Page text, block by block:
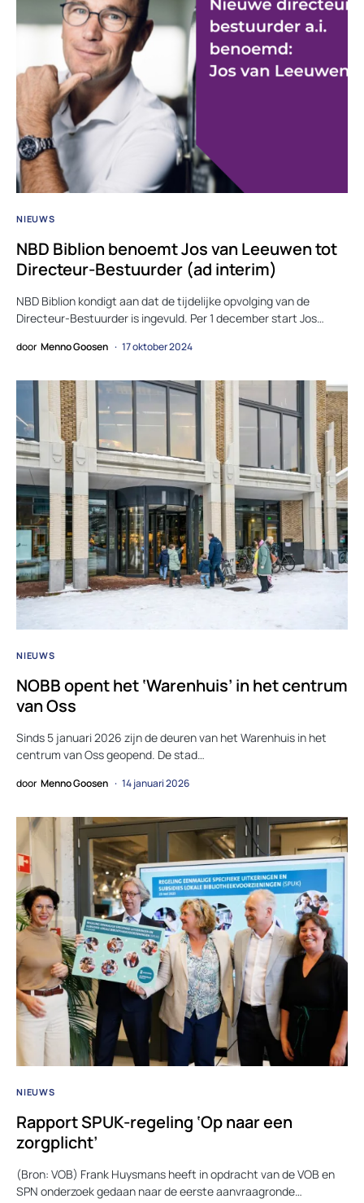
NIEUWS
NBD Biblion benoemt Jos van Leeuwen tot
Directeur-Bestuurder (ad interim)
NBD Biblion kondigt aan dat de tijdelijke opvolging van de
Directeur-Bestuurder is ingevuld. Per 1 december start Jos…
door Menno Goosen 17 oktober 2024
NIEUWS
NOBB opent het ‘Warenhuis’ in het centrum
van Oss
Sinds 5 januari 2026 zijn de deuren van het Warenhuis in het
centrum van Oss geopend. De stad…
door Menno Goosen 14 januari 2026
NIEUWS
Rapport SPUK-regeling ‘Op naar een
zorgplicht’
(Bron: VOB) Frank Huysmans heeft in opdracht van de VOB en
SPN onderzoek gedaan naar de eerste aanvraagronde…